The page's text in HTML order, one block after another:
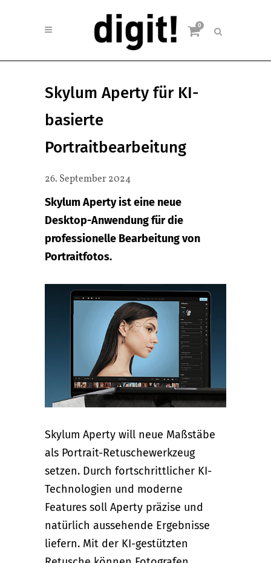
0
Skylum Aperty für KI-
basierte
Portraitbearbeitung
26. September 2024
Skylum Aperty ist eine neue
Desktop-Anwendung für die
professionelle Bearbeitung von
Portraitfotos.
Skylum Aperty will neue Maßstäbe
als Portrait-Retuschewerkzeug
setzen. Durch fortschrittlicher KI-
Technologien und moderne
Features soll Aperty präzise und
natürlich aussehende Ergebnisse
liefern. Mit der KI-gestützten